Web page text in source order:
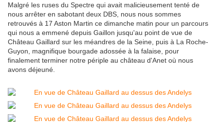
Malgré les ruses du Spectre qui avait malicieusement tenté de
nous arrêter en sabotant deux DBS, nous nous sommes
retrouvés à 17 Aston Martin ce dimanche matin pour un parcours
qui nous a emmené depuis Gaillon jusqu'au point de vue de
Château Gaillard sur les méandres de la Seine, puis à La Roche-
Guyon, magnifique bourgade adossée à la falaise, pour
finalement terminer notre périple au château d'Anet où nous
avons déjeuné.